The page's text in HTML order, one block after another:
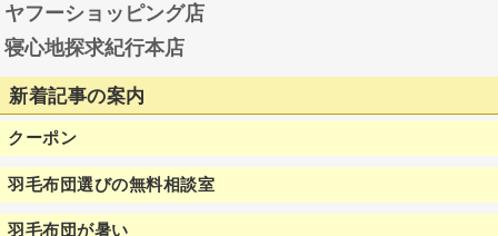
ヤフーショッピング店
寝心地探求紀行本店
新着記事の案内
クーポン
羽毛布団選びの無料相談室
羽毛布団が暑い